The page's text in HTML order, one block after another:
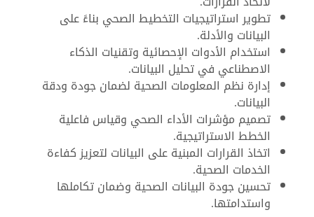
تطوير استراتيجيات التخطيط الصحي بناءً على
البيانات والأدلة.
استخدام الأدوات الإحصائية وتقنيات الذكاء
الاصطناعي في تحليل البيانات.
إدارة نظم المعلومات الصحية لضمان جودة ودقة
البيانات.
تصميم مؤشرات الأداء الصحي وقياس فاعلية
الخطط الاستراتيجية.
اتخاذ القرارات المبنية على البيانات لتعزيز كفاءة
الخدمات الصحية.
تحسين جودة البيانات الصحية وضمان تكاملها
واستدامتها.